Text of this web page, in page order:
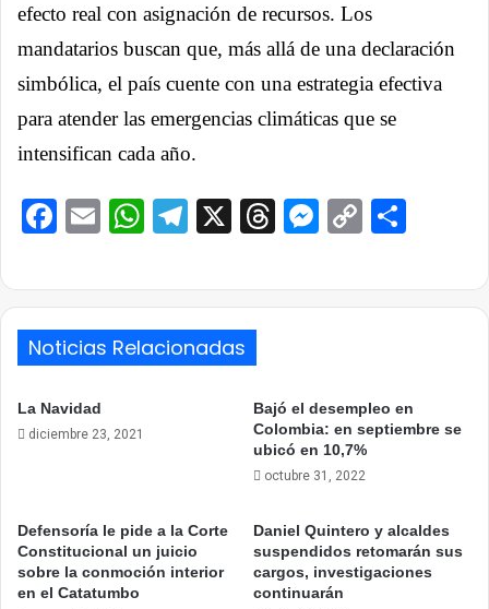
efecto real con asignación de recursos. Los
mandatarios buscan que, más allá de una declaración
simbólica, el país cuente con una estrategia efectiva
para atender las emergencias climáticas que se
intensifican cada año.
Facebook
EmailWhatsApp
Telegram
X ThreadsCopy
Noticias Relacionadas
La Navidad
diciembre 23, 2021
Bajó el desempleo en
Colombia: en septiembre se
ubicó en 10,7%
octubre 31, 2022
Defensoría le pide a la Corte
Constitucional un juicio
sobre la conmoción interior
en el Catatumbo
Daniel Quintero y alcaldes
suspendidos retomarán sus
cargos, investigaciones
continuarán